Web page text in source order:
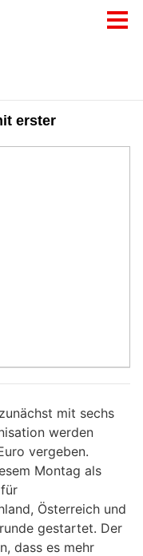
erster
mit sechs
werden
vergeben.
Montag als
Österreich und
gestartet. Der
dass es mehr